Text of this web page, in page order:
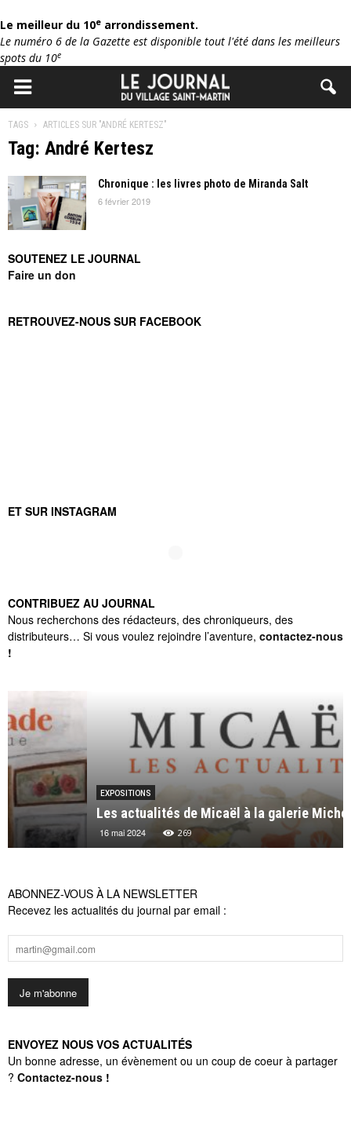
Le meilleur du 10e arrondissement.
Le numéro 6 de la Gazette est disponible tout l'été dans les meilleurs
spots du 10e
TAGS ARTICLES SUR "ANDRÉ KERTESZ"
Tag: André Kertesz
Chronique : les livres photo de Miranda Salt
6 février 2019
SOUTENEZ LE JOURNAL
Faire un don
RETROUVEZ-NOUS SUR FACEBOOK
ET SUR INSTAGRAM
CONTRIBUEZ AU JOURNAL
Nous recherchons des rédacteurs, des chroniqueurs, des
distributeurs… Si vous voulez rejoindre l’aventure, contactez-nous
!
EXPOSITIONS
Les actualités de Micaël à la galerie Michel Lagarde
16 mai 2024 269
ABONNEZ-VOUS À LA NEWSLETTER
Recevez les actualités du journal par email :
ENVOYEZ NOUS VOS ACTUALITÉS
Un bonne adresse, un évènement ou un coup de coeur à partager
? Contactez-nous !